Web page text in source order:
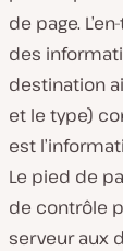
de page.
des
destination
et le type)
est
Le pied de
de contrôle
serveur aux